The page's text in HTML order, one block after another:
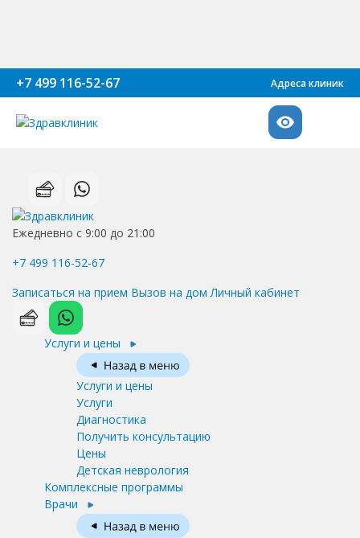
+7 499 116-52-67 Адреса клиник
Ежедневно с 9:00 до 21:00
+7 499 116-52-67
Записаться на прием Вызов на дом Личный кабинет
Услуги и цены
Услуги и цены
Услуги
Диагностика
Получить консультацию
Цены
Детская неврология
Комплексные программы
Врачи